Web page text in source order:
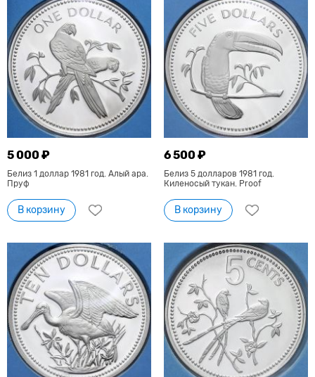
5 000 ₽
Белиз 1 доллар 1981 год. Алый ара.
Пруф
В корзину
6 500 ₽
Белиз 5 долларов 1981 год.
Киленосый тукан. Proof
В корзину